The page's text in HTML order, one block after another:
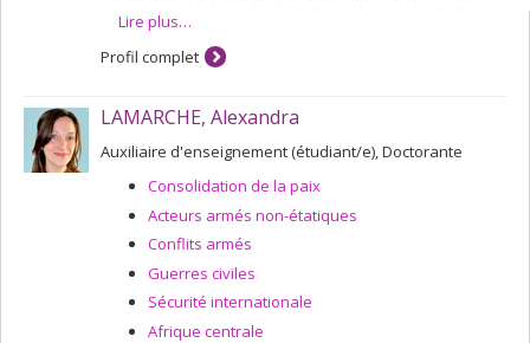
démocratique. Depuis 2007, je m’intéresse à un second
axe de recherches portant sur la montée en puissance
de la Chine, son impact sur l’ordre international et, en
ses politiques de développement. En parallèle à ces
pour la théorisation du rôle des institutions en politique
et pour l’utilisation de la méthode comparative en
science politique. Dans la plupart de mes travaux,
j'explore le rôle des institutions politiques et des jeux
d’acteurs qui me semblent être les variables
explicatives principales, que l'on s'intéresse aux
tentatives de démocratisation ou aux relations sino-
africaines.
Lire plus…
Profil complet
LAMARCHE, Alexandra
Auxiliaire d'enseignement (étudiant/e), Doctorante
Consolidation de la paix
Acteurs armés non-étatiques
Conflits armés
Guerres civiles
Sécurité internationale
Afrique centrale